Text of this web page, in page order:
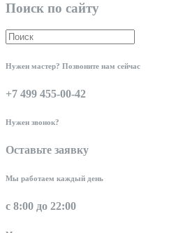
Поиск по сайту
Нужен мастер? Позвоните нам сейчас
+7 499 455-00-42
Нужен звонок?
Оставьте заявку
Мы работаем каждый день
с 8:00 до 22:00